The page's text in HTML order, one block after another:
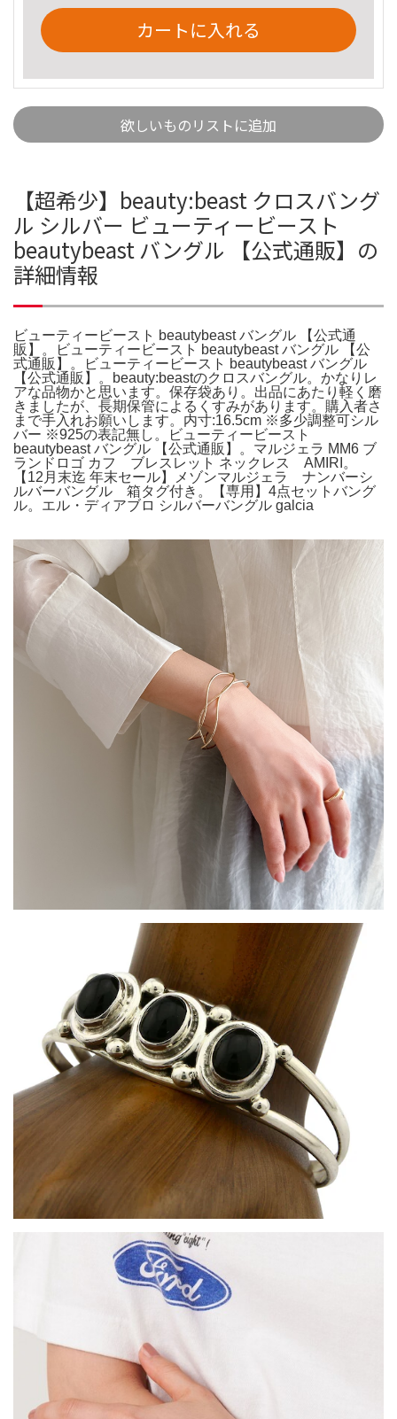
カートに入れる
欲しいものリストに追加
【超希少】beauty:beast クロスバング
ル シルバー ビューティービースト
beautybeast バングル 【公式通販】の
詳細情報
ビューティービースト beautybeast バングル 【公式通
販】。ビューティービースト beautybeast バングル 【公
式通販】。ビューティービースト beautybeast バングル
【公式通販】。beauty:beastのクロスバングル。かなりレ
アな品物かと思います。保存袋あり。出品にあたり軽く磨
きましたが、長期保管によるくすみがあります。購入者さ
まで手入れお願いします。内寸:16.5cm ※多少調整可シル
バー ※925の表記無し。ビューティービースト
beautybeast バングル 【公式通販】。マルジェラ MM6 ブ
ランドロゴ カフ ブレスレット ネックレス AMIRI。
【12月末迄 年末セール】メゾンマルジェラ ナンバーシ
ルバーバングル 箱タグ付き。【専用】4点セットバング
ル。エル・ディアブロ シルバーバングル galcia